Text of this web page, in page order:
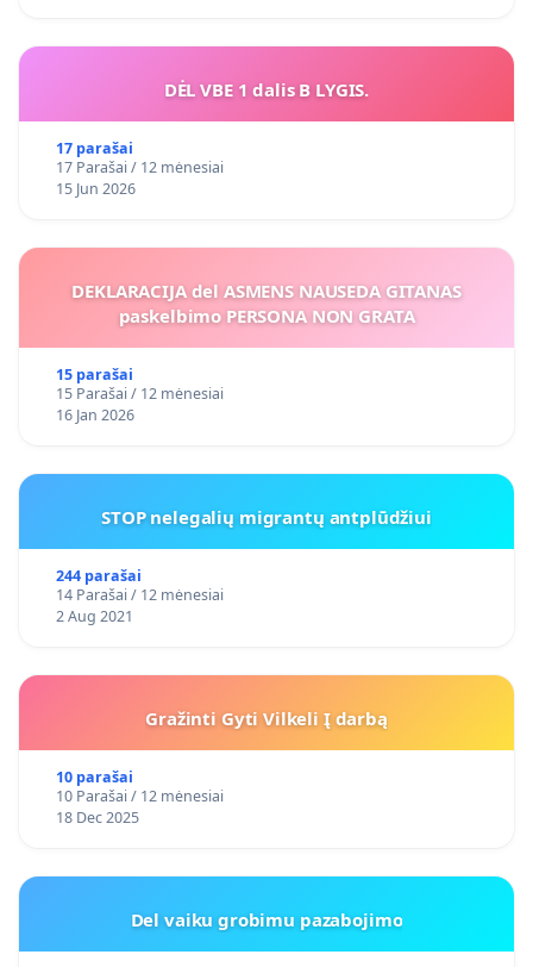
DĖL VBE 1 dalis B LYGIS.
17 parašai
17 Parašai / 12 mėnesiai
15 Jun 2026
DEKLARACIJA del ASMENS NAUSEDA GITANAS
paskelbimo PERSONA NON GRATA
15 parašai
15 Parašai / 12 mėnesiai
16 Jan 2026
STOP nelegalių migrantų antplūdžiui
244 parašai
14 Parašai / 12 mėnesiai
2 Aug 2021
Gražinti Gyti Vilkeli Į darbą
10 parašai
10 Parašai / 12 mėnesiai
18 Dec 2025
Del vaiku grobimu pazabojimo